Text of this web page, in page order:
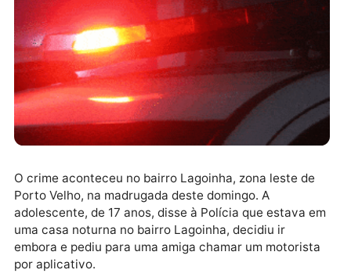
O crime aconteceu no bairro Lagoinha, zona leste de
Porto Velho, na madrugada deste domingo. A